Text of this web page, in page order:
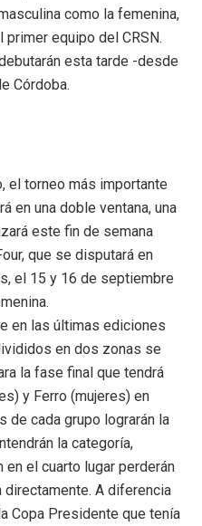
como la femenina,
equipo del CRSN.
esta tarde -desde
Córdoba.
el torneo más importante
en una doble ventana, una
este fin de semana
que se disputará en
el 15 y 16 de septiembre
en las últimas ediciones
en dos zonas se
la fase final que tendrá
y Ferro (mujeres) en
de cada grupo lograrán la
la categoría,
el cuarto lugar perderán
directamente. A diferencia
Copa Presidente que tenía